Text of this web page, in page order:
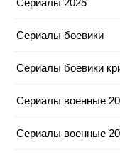
Сериалы боевики
Сериалы боевики
Сериалы военные
Сериалы военные